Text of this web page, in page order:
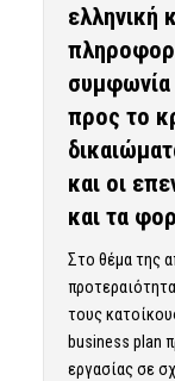
ελληνική
συμφωνία
προς το
και οι
και τα
Στο θέμα της
τους
business plan
εργασίας σε